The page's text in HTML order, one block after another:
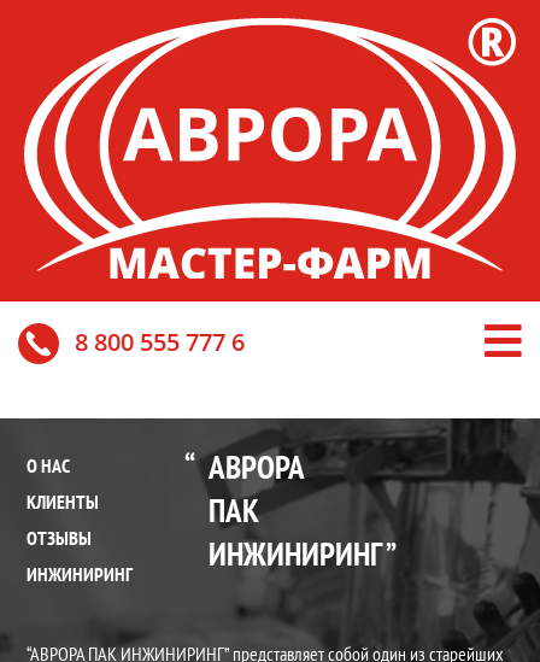
8 800 555 777 6
О НАС
КЛИЕНТЫ
ОТЗЫВЫ
ИНЖИНИРИНГ
АВРОРА
ПАК
ИНЖИНИРИНГ
“АВРОРА ПАК ИНЖИНИРИНГ” представляет собой один из старейших